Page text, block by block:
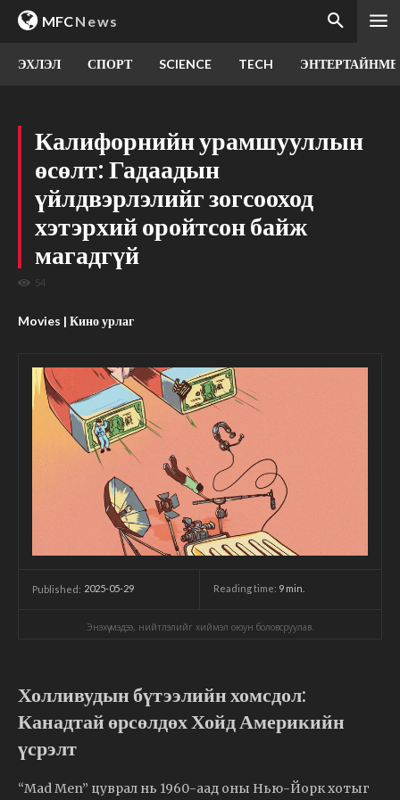
MFCNews
ЭХЛЭЛ СПОРТ SCIENCE TECH
Калифорнийн урамшууллын
өсөлт: Гадаадын
үйлдвэрлэлийг зогсооход
хэтэрхий оройтсон байж
магадгүй
54
Movies | Кино урлаг
Published: 2025-05-29 Reading time: 9 min.
Энэхүү мэдээ, нийтлэлийг хиймэл оюун боловсруулав.
Холливудын бүтээлийн хомсдол:
Канадтай өрсөлдөх Хойд Америкийн
үсрэлт
“Mad Men” цуврал нь 1960-аад оны Нью-Йорк хотыг